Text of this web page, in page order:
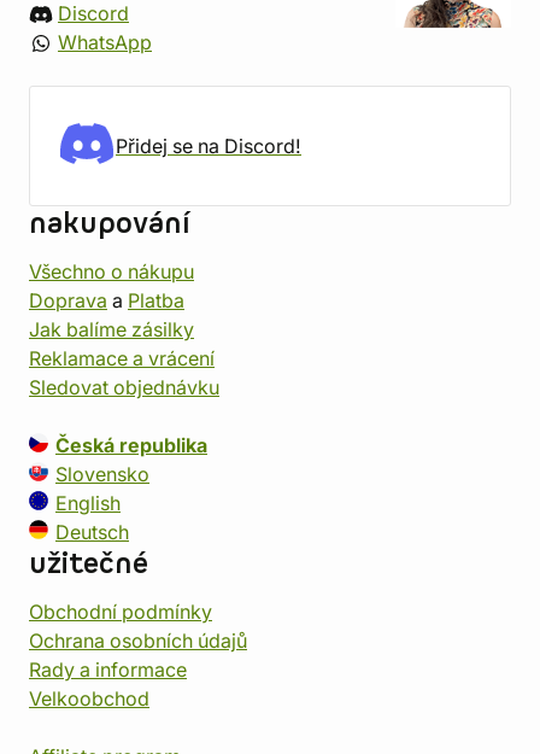
Discord
WhatsApp
Přidej se na Discord!
nakupování
Všechno o nákupu
Doprava a Platba
Jak balíme zásilky
Reklamace a vrácení
Sledovat objednávku
Česká republika
Slovensko
English
Deutsch
užitečné
Obchodní podmínky
Ochrana osobních údajů
Rady a informace
Velkoobchod